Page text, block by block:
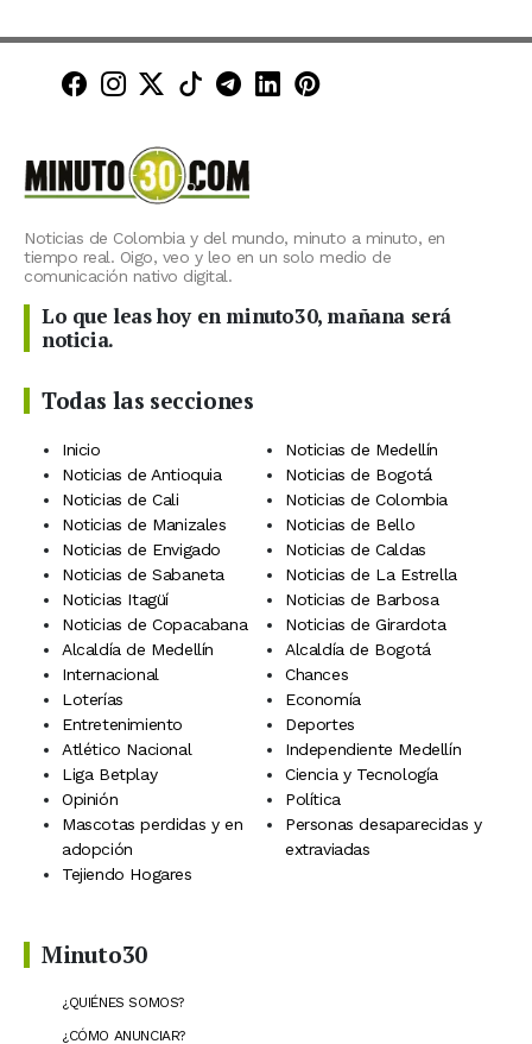
Minuto30 en Facebook
Minuto30 en Instagram
Minuto30 en X (Twitter)
Minuto30 en TikTok
Canal de Minuto30 en
Minuto30 en LinkedIn
Minuto30 en
Noticias de Colombia y del mundo, minuto a minuto, en
tiempo real. Oigo, veo y leo en un solo medio de
comunicación nativo digital.
Lo que leas hoy en minuto30, mañana será
noticia.
Todas las secciones
Inicio
Noticias de Medellín
Noticias de Antioquia
Noticias de Bogotá
Noticias de Cali
Noticias de Colombia
Noticias de Manizales
Noticias de Bello
Noticias de Envigado
Noticias de Caldas
Noticias de Sabaneta
Noticias de La Estrella
Noticias Itagüí
Noticias de Barbosa
Noticias de Copacabana
Noticias de Girardota
Alcaldía de Medellín
Alcaldía de Bogotá
Internacional
Chances
Loterías
Economía
Entretenimiento
Deportes
Atlético Nacional
Independiente Medellín
Liga Betplay
Ciencia y Tecnología
Opinión
Política
Mascotas perdidas y en
adopción
Personas desaparecidas y
extraviadas
Tejiendo Hogares
Minuto30
¿QUIÉNES SOMOS?
¿CÓMO ANUNCIAR?